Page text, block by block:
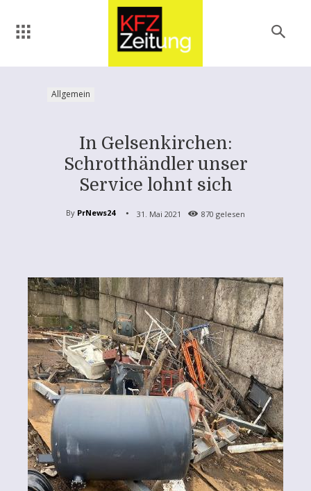
Allgemein
In Gelsenkirchen:
Schrotthändler unser
Service lohnt sich
By PrNews24 31. Mai 2021 870 gelesen